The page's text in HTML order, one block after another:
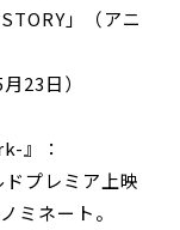
」（アニ
23日）
』：
プレミア上映
ミネート。